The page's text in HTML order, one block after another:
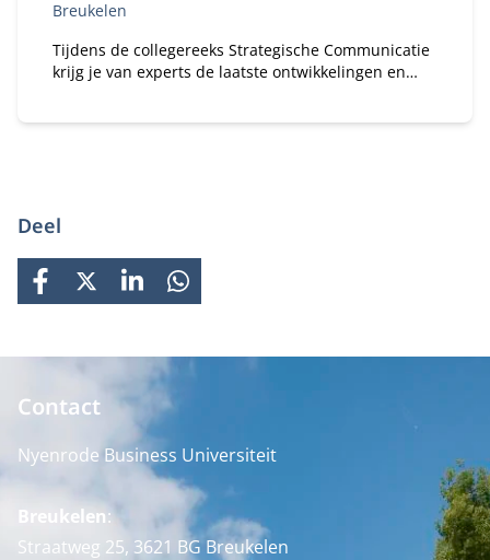
Breukelen
Tijdens de collegereeks Strategische Communicatie
krijg je van experts de laatste ontwikkelingen en
Deel
FACEBOOK
X LINKEDINWHATSAPP
Contact
Nyenrode Business Universiteit
Breukelen:
Straatweg 25, 3621 BG Breukelen